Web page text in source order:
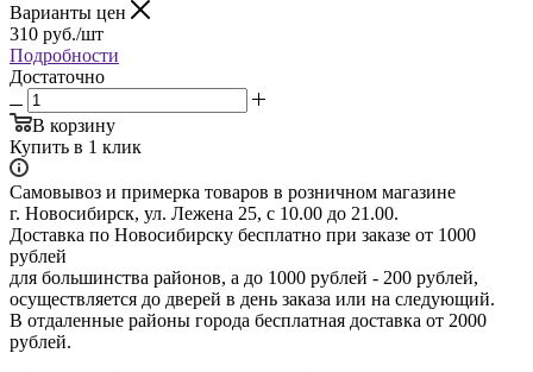
Варианты цен
310 руб./шт
Подробности
Достаточно
В корзину
Купить в 1 клик
Самовывоз и примерка товаров в розничном магазине
г. Новосибирск, ул. Лежена 25, с 10.00 до 21.00.
Доставка по Новосибирску бесплатно при заказе от 1000
рублей
для большинства районов, а до 1000 рублей - 200 рублей,
осуществляется до дверей в день заказа или на следующий.
В отдаленные районы города бесплатная доставка от 2000
рублей.